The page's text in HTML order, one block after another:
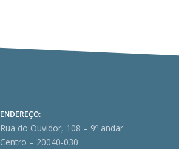
ENDEREÇO:
Rua do Ouvidor, 108 – 9º andar
Centro – 20040-030